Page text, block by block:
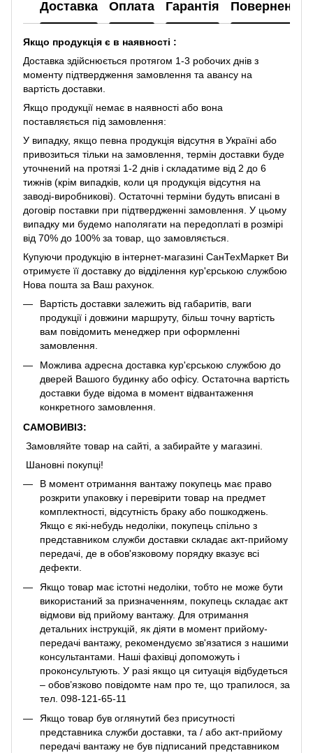
Доставка Оплата Гарантія Повернення
Якщо продукція є в наявності :
Доставка здійснюється протягом 1-3 робочих днів з
моменту підтвердження замовлення та авансу на
вартість доставки.
Якщо продукції немає в наявності або вона
поставляється під замовлення:
У випадку, якщо певна продукція відсутня в Україні або
привозиться тільки на замовлення, термін доставки буде
уточнений на протязі 1-2 днів і складатиме від 2 до 6
тижнів (крім випадків, коли ця продукція відсутня на
заводі-виробникові). Остаточні терміни будуть вписані в
договір поставки при підтвердженні замовлення. У цьому
випадку ми будемо наполягати на передоплаті в розмірі
від 70% до 100% за товар, що замовляється.
Купуючи продукцію в інтернет-магазині СанТехМаркет Ви
отримуєте її доставку до відділення кур'єрською службою
Нова пошта за Ваш рахунок.
Вартість доставки залежить від габаритів, ваги
продукції і довжини маршруту, більш точну вартість
вам повідомить менеджер при оформленні
замовлення.
Можлива адресна доставка кур'єрською службою до
дверей Вашого будинку або офісу. Остаточна вартість
доставки буде відома в момент відвантаження
конкретного замовлення.
САМОВИВІЗ:
Замовляйте товар на сайті, а забирайте у магазині.
Шановні покупці!
В момент отримання вантажу покупець має право
розкрити упаковку і перевірити товар на предмет
комплектності, відсутність браку або пошкоджень.
Якщо є які-небудь недоліки, покупець спільно з
представником служби доставки складає акт-прийому
передачі, де в обов'язковому порядку вказує всі
дефекти.
Якщо товар має істотні недоліки, тобто не може бути
використаний за призначенням, покупець складає акт
відмови від прийому вантажу. Для отримання
детальних інструкцій, як діяти в момент прийому-
передачі вантажу, рекомендуємо зв'язатися з нашими
консультантами. Наші фахівці допоможуть і
проконсультують. У разі якщо ця ситуація відбудеться
– обов’язково повідомте нам про те, що трапилося, за
тел. 098-121-65-11
Якщо товар був оглянутий без присутності
представника служби доставки, та / або акт-прийому
передачі вантажу не був підписаний представником